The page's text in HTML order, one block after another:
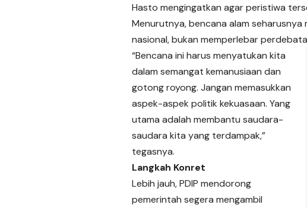
Hasto mengingatkan agar peristiwa
Menurutnya, bencana alam
nasional, bukan memperlebar
“Bencana ini harus menyatukan kita
dalam semangat kemanusiaan dan
gotong royong. Jangan memasukkan
aspek-aspek politik kekuasaan. Yang
utama adalah membantu saudara-
saudara kita yang terdampak,”
tegasnya.
Langkah Konret
Lebih jauh, PDIP mendorong
pemerintah segera mengambil